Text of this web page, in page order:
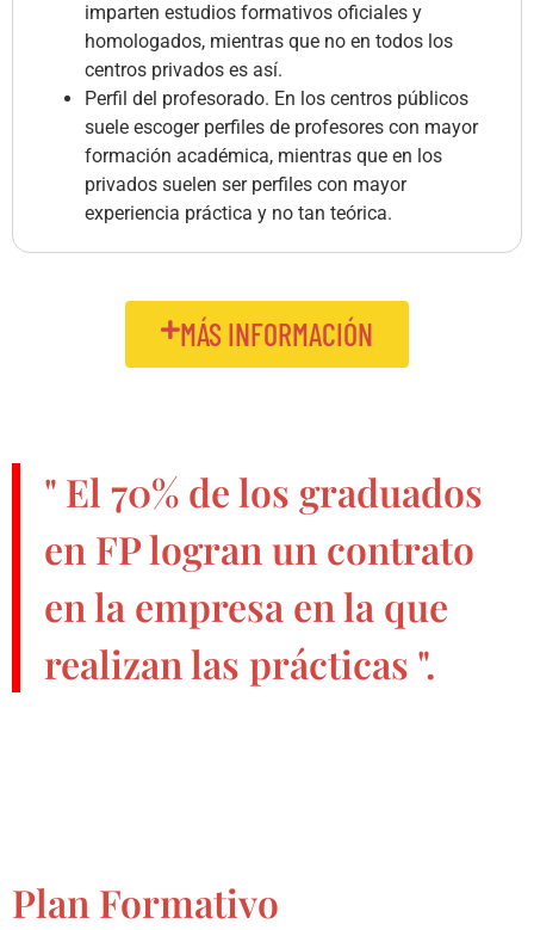
imparten estudios formativos oficiales y
homologados, mientras que no en todos los
centros privados es así.
Perfil del profesorado. En los centros públicos
suele escoger perfiles de profesores con mayor
formación académica, mientras que en los
privados suelen ser perfiles con mayor
experiencia práctica y no tan teórica.
MÁS INFORMACIÓN
" El 70% de los graduados
en FPlogran un contrato
en la empresa en la que
realizan las prácticas ".
Plan Formativo